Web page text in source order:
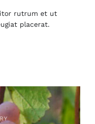
rutrum et ut
placerat.